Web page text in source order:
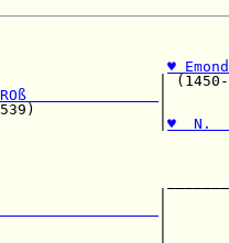
♥
ROß
(1480-1539)
|
N.